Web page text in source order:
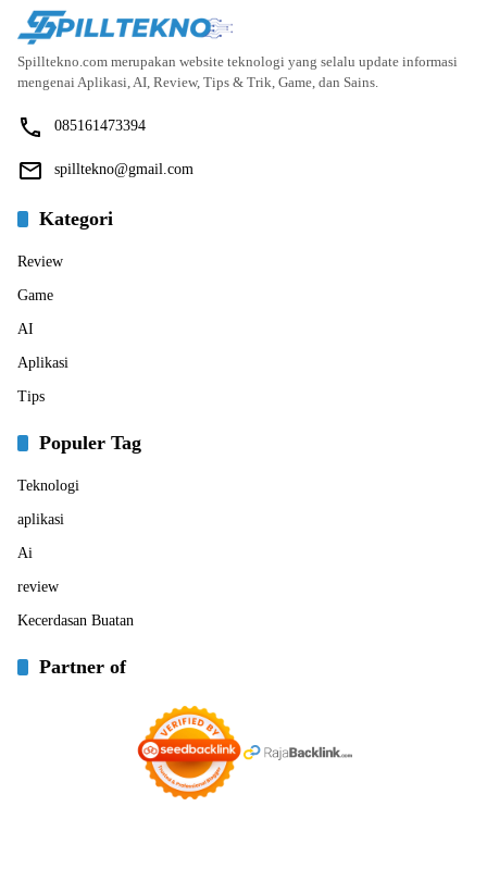
Spilltekno.com merupakan website teknologi yang selalu update informasi
mengenai Aplikasi, AI, Review, Tips & Trik, Game, dan Sains.
085161473394
spilltekno@gmail.com
Kategori
Review
Game
AI
Aplikasi
Tips
Populer Tag
Teknologi
aplikasi
Ai
review
Kecerdasan Buatan
Partner of